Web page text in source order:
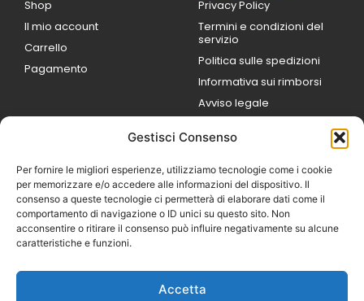
Gestisci Consenso
Per fornire le migliori esperienze, utilizziamo tecnologie come i cookie
per memorizzare e/o accedere alle informazioni del dispositivo. Il
consenso a queste tecnologie ci permetterà di elaborare dati come il
comportamento di navigazione o ID unici su questo sito. Non
acconsentire o ritirare il consenso può influire negativamente su alcune
caratteristiche e funzioni.
Accetta
Shop
Il mio account
Carrello
Pagamento
Privacy Policy
Termini e condizioni del
servizio
Politica sulle spedizioni
Informativa sui rimborsi
Avviso legale
9:00
Sabato 09:00 /
14:00
16:30 /
Domenica